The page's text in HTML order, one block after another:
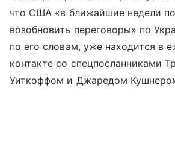
что США «в ближайшие недели
возобновить переговоры» по
по его словам, уже находится в
контакте со спецпосланниками
Уиткоффом и Джаредом